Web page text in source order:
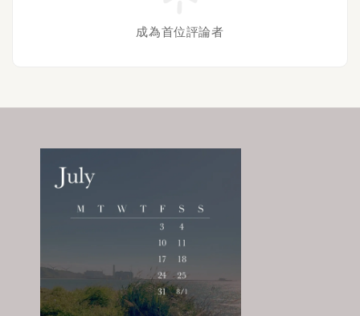
成為首位評論者